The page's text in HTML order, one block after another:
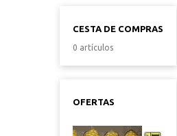
CESTA DE COMPRAS
0 artículos
OFERTAS